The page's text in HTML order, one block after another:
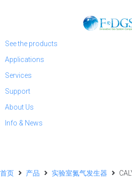
See the products
Applications
Services
Support
About Us
Info & News
首页 产品 实验室氮气发生器